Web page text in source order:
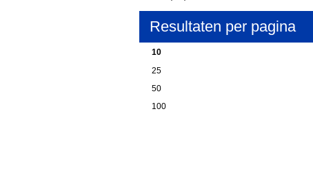
Resultaten per pagina
10
25
50
100